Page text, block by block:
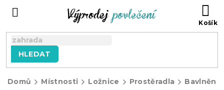
HLEDAT
Domů Místnosti Ložnice Prostěradla